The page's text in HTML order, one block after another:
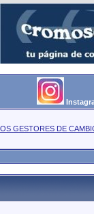
GESTORES DE